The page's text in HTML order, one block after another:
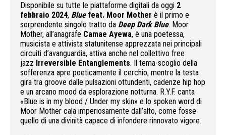
Disponibile su tutte le piattaforme digitali da oggi 2
febbraio 2024, Blue feat. Moor Mother è il primo e
sorprendente singolo tratto da Deep Dark Blue. Moor
Mother, all’anagrafe Camae Ayewa, è una poetessa,
musicista e attivista statunitense apprezzata nei principali
circuiti d’avanguardia, attiva anche nel collettivo free
jazz Irreversible Entanglements. Il tema-scoglio della
sofferenza apre poeticamente il cerchio, mentre la testa
gira tra groove dalle pulsazioni ottundenti, cadenze hip hop
e un arcano mood da esplorazione notturna. R.Y.F. canta
«Blue is in my blood / Under my skin» e lo spoken word di
Moor Mother cala imperiosamente dall’alto, come fosse
quello di una divinità capace di infondere rinnovato vigore.